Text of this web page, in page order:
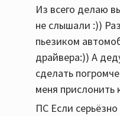
Из всего делаю
не слышали :))
пьезиком
драйвера:)) А
сделать
меня прислонить
ПС Если